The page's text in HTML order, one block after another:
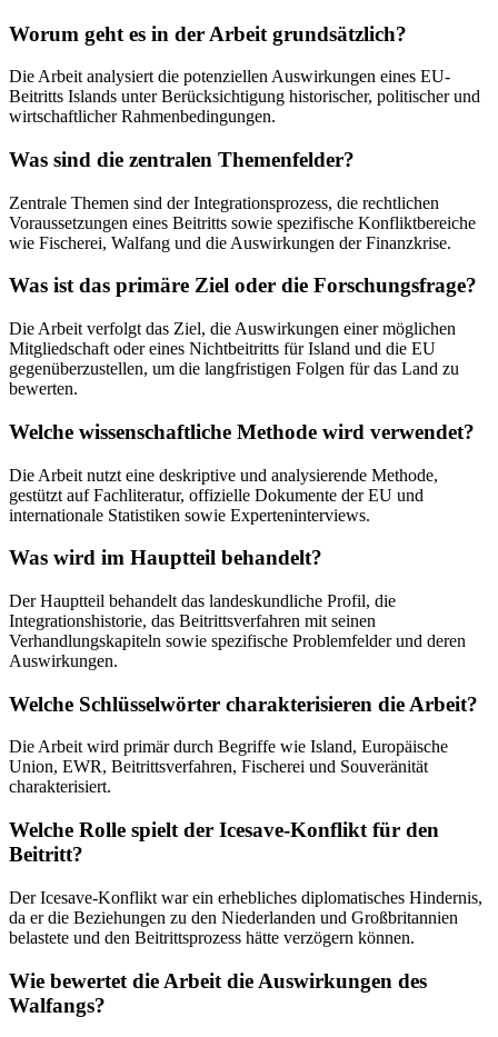
Worum geht es in der Arbeit grundsätzlich?
Die Arbeit analysiert die potenziellen Auswirkungen eines EU-
Beitritts Islands unter Berücksichtigung historischer, politischer und
wirtschaftlicher Rahmenbedingungen.
Was sind die zentralen Themenfelder?
Zentrale Themen sind der Integrationsprozess, die rechtlichen
Voraussetzungen eines Beitritts sowie spezifische Konfliktbereiche
wie Fischerei, Walfang und die Auswirkungen der Finanzkrise.
Was ist das primäre Ziel oder die Forschungsfrage?
Die Arbeit verfolgt das Ziel, die Auswirkungen einer möglichen
Mitgliedschaft oder eines Nichtbeitritts für Island und die EU
gegenüberzustellen, um die langfristigen Folgen für das Land zu
bewerten.
Welche wissenschaftliche Methode wird verwendet?
Die Arbeit nutzt eine deskriptive und analysierende Methode,
gestützt auf Fachliteratur, offizielle Dokumente der EU und
internationale Statistiken sowie Experteninterviews.
Was wird im Hauptteil behandelt?
Der Hauptteil behandelt das landeskundliche Profil, die
Integrationshistorie, das Beitrittsverfahren mit seinen
Verhandlungskapiteln sowie spezifische Problemfelder und deren
Auswirkungen.
Welche Schlüsselwörter charakterisieren die Arbeit?
Die Arbeit wird primär durch Begriffe wie Island, Europäische
Union, EWR, Beitrittsverfahren, Fischerei und Souveränität
charakterisiert.
Welche Rolle spielt der Icesave-Konflikt für den
Beitritt?
Der Icesave-Konflikt war ein erhebliches diplomatisches Hindernis,
da er die Beziehungen zu den Niederlanden und Großbritannien
belastete und den Beitrittsprozess hätte verzögern können.
Wie bewertet die Arbeit die Auswirkungen des
Walfangs?